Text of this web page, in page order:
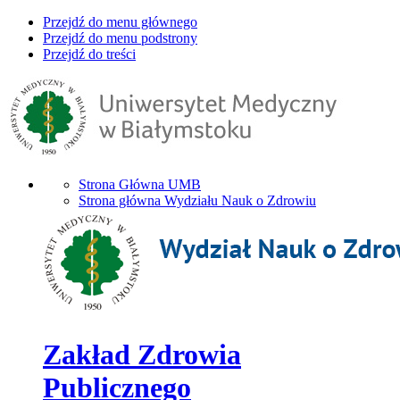
Przejdź do menu głównego
Przejdź do menu podstrony
Przejdź do treści
Strona Główna UMB
Strona główna Wydziału Nauk o Zdrowiu
Zakład Zdrowia
Publicznego